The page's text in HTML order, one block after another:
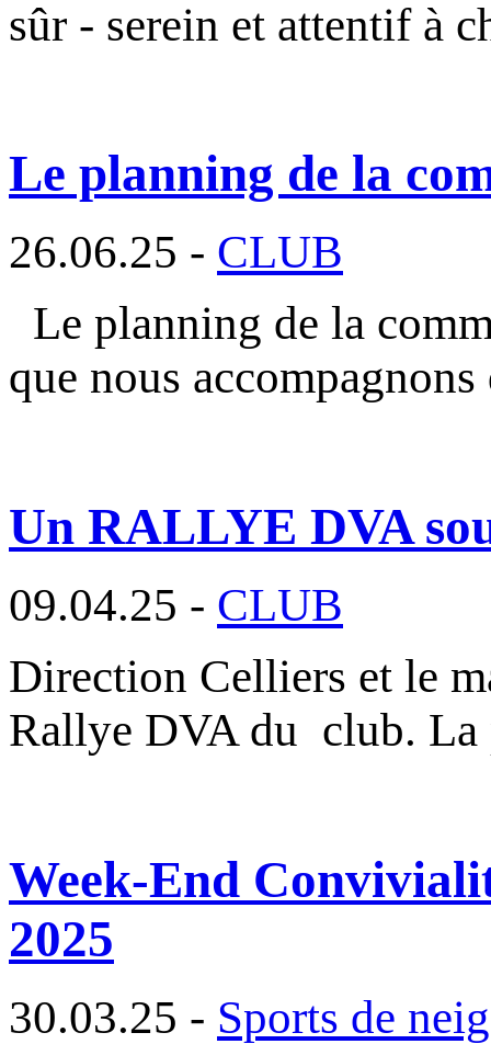
sûr - serein et attentif à
Le planning de la
26.06.25 - CLUB
Le planning de la
que nous
Un RALLYE DVA
09.04.25 - CLUB
Direction Celliers et le
Rallye DVA du club.
Week-End
2025
30.03.25 - Sports de